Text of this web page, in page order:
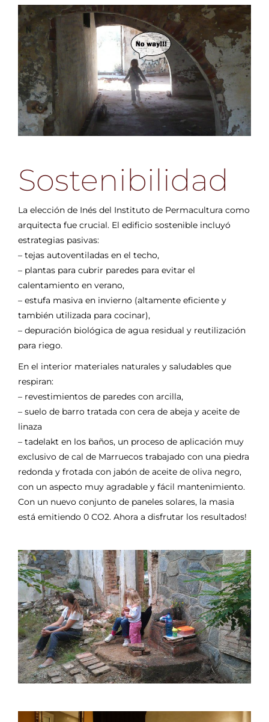
Sostenibilidad
La elección de Inés del Instituto de Permacultura como
arquitecta fue crucial. El edificio sostenible incluyó
estrategias pasivas:
– tejas autoventiladas en el techo,
– plantas para cubrir paredes para evitar el
calentamiento en verano,
– estufa masiva en invierno (altamente eficiente y
también utilizada para cocinar),
– depuración biológica de agua residual y reutilización
para riego.
En el interior materiales naturales y saludables que
respiran:
– revestimientos de paredes con arcilla,
– suelo de barro tratada con cera de abeja y aceite de
linaza
– tadelakt en los baños, un proceso de aplicación muy
exclusivo de cal de Marruecos trabajado con una piedra
redonda y frotada con jabón de aceite de oliva negro,
con un aspecto muy agradable y fácil mantenimiento.
Con un nuevo conjunto de paneles solares, la masia
está emitiendo 0 CO2. Ahora a disfrutar los resultados!